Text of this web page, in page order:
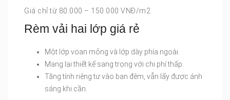
Giá chỉ từ 80.000 – 150.000 VNĐ/m2.
Rèm vải hai lớp giá rẻ
Một lớp voan mỏng và lớp dày phía ngoài.
Mang lại thiết kế sang trọng với chi phí thấp.
Tăng tính riêng tư vào ban đêm, vẫn lấy được ánh
sáng khi cần.